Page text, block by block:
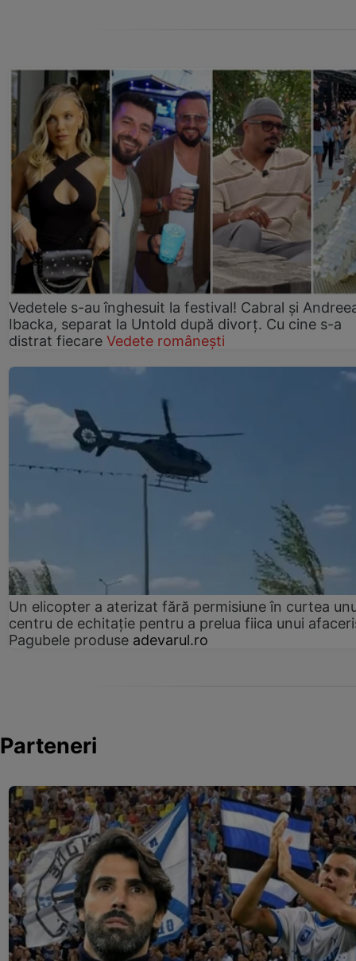
Vedetele s-au înghesuit la festival! Cabral și
Ibacka, separat la Untold după divorț. Cu cine s-a
distrat fiecare Vedete românești
Un elicopter a aterizat fără permisiune în curtea
centru de echitație pentru a prelua fiica unui
Pagubele produse adevarul.ro
Parteneri